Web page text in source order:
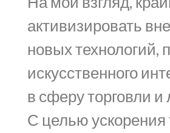
активизировать
новых технологий,
искусственного
в сферу торговли и
С целью